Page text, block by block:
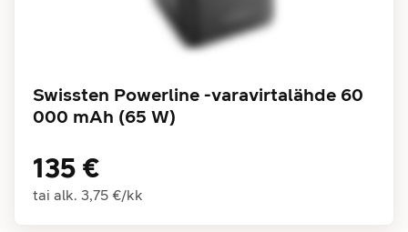
Swissten Powerline -varavirtalähde 60
000 mAh (65 W)
135 €
tai alk. 3,75 €/kk